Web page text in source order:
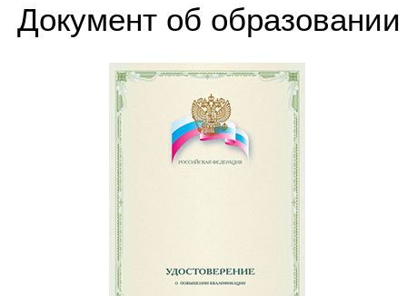
Документ об образовании